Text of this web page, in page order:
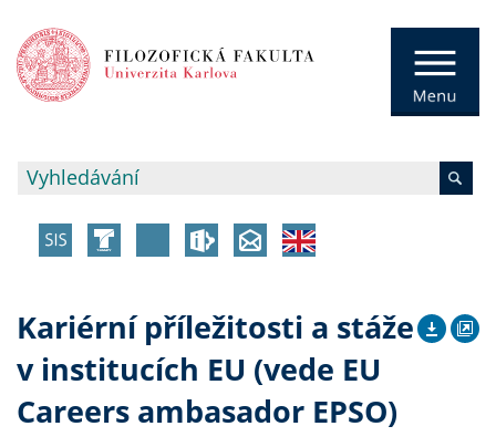
Kariérní příležitosti a stáže
v institucích EU (vede EU
Careers ambasador EPSO)